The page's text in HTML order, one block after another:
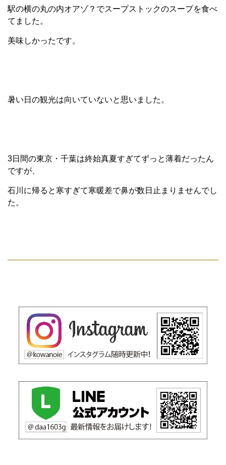
駅の横の丸の内オアゾ？でスープストックのスープを食べ
てました。
美味しかったです。
暑い日の観光は向いていないと思いました。
3日間の東京・千葉は終始真夏すぎてずっと薄着だったん
ですが、
石川に帰ると寒すぎて寒暖差で鼻が数日止まりませんでし
た。